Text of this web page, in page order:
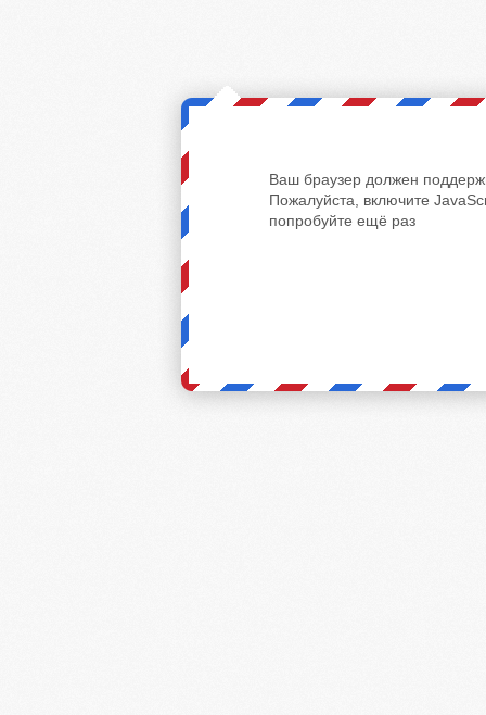
Ваш браузер должен
Пожалуйста, включите
попробуйте ещё раз